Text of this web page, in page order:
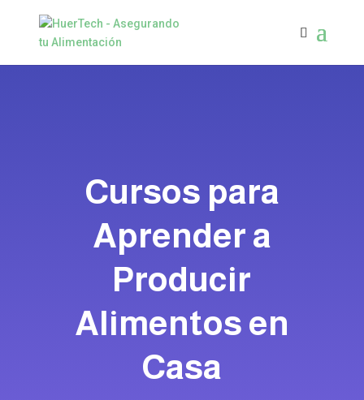
Cursos para
Aprender a
Producir
Alimentos en
Casa